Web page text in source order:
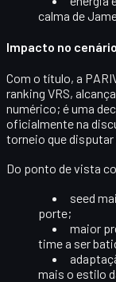
calma de
Impacto no
Com o título, a
ranking VRS,
numérico; é uma
oficialmente na
torneio que disputar
Do ponto de vista
seed
porte;
maior
time a ser
mais o estilo